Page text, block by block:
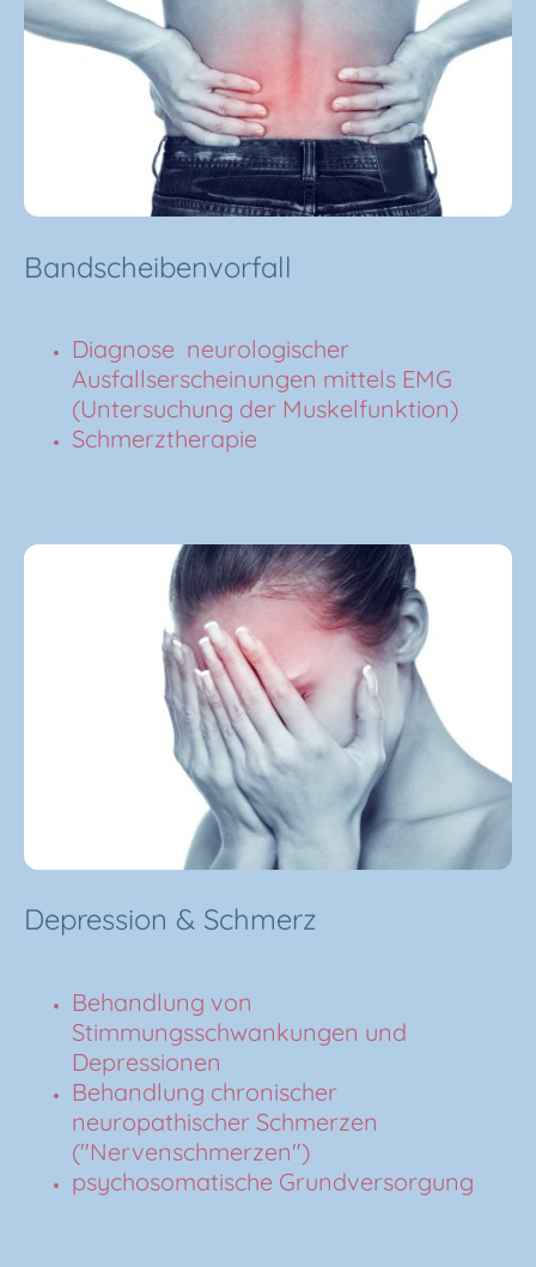
Bandscheibenvorfall
Diagnose neurologischer
Ausfallserscheinungen mittels EMG
(Untersuchung der Muskelfunktion)
Schmerztherapie
Depression & Schmerz
Behandlung von
Stimmungsschwankungen und
Depressionen
Behandlung chronischer
neuropathischer Schmerzen
("Nervenschmerzen")
psychosomatische Grundversorgung